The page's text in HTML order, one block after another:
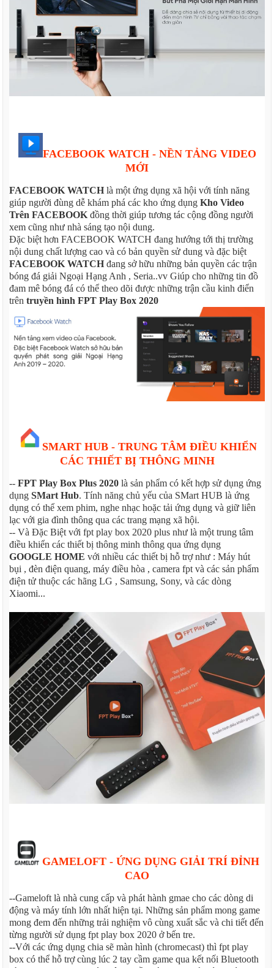
FACEBOOK WATCH - NỀN TẢNG VIDEO
MỚI
FACEBOOK WATCH là một ứng dụng xã hội với tính năng
giúp người đùng dễ khám phá các kho ứng dụngKho Video
Trên FACEBOOK đồng thời giúp tương tác cộng đồng người
xem cũng như nhà sáng tạo nội dung.
Đặc biệt hơn FACEBOOK WATCH đang hướng tới thị trường
nội dung chất lượng cao và có bản quyền sử dung và đặc biệt
FACEBOOK WATCH đang sở hữu những bản quyền các trận
bóng đá giải Ngoại Hạng Anh , Seria..vv Giúp cho những tin đồ
đam mê bóng đá có thể theo dõi được những trận cầu kinh điển
trêntruyền hình FPT Play Box 2020
SMART HUB - TRUNG TÂM ĐIỀU KHIỂN
CÁC THIẾT BỊ THÔNG MINH
--FPT Play Box Plus 2020 là sản phẩm có kết hợp sử dụng ứng
dụngSMart Hub. Tính năng chủ yếu của SMart HUB là ứng
dụng có thể xem phim, nghe nhạc hoặc tải ứng dụng và giữ liên
lạc với gia đình thông qua các trang mạng xã hội.
-- Và Đặc Biệt với fpt play box 2020 plus như là một trung tâm
điều khiển các thiết bị thông minh thông qua ứng dụng
GOOGLE HOME với nhiều các thiết bị hỗ trợ như : Máy hút
bụi , đèn điện quang, máy điều hòa , camera fpt và các sản phẩm
điện tử thuộc các hãng LG , Samsung, Sony, và các dòng
Xiaomi...
GAMELOFT - ỨNG DỤNG GIẢI TRÍ ĐỈNH
CAO
--Gameloft là nhà cung cấp và phát hành gmae cho các dòng di
động và máy tính lớn nhất hiện tại. Những sản phẩm mong game
mong đem đến những trải nghiệm vô cùng xuất sắc và chi tiết đến
từng người sử dụng fpt play box 2020 ở bến tre.
--Với các ứng dụng chia sẽ màn hình (chromecast) thì fpt play
box có thể hỗ trợ cùng lúc 2 tay cầm game qua kết nối Bluetooth